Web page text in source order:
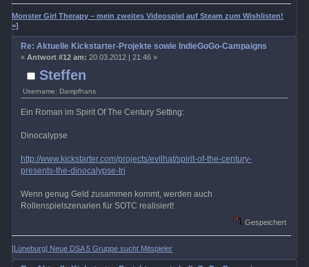
Monster Girl Therapy – mein zweites Videospiel auf Steam zum Wishlisten!
=]
Steffen
Username: Dampfhans
Re: Aktuelle Kickstarter-Projekte sowie IndieGoGo-Campaigns
« Antwort #12 am: 20.03.2012 | 21:46 »
Ein Roman im Spirit Of The Century Setting:
Dinocalypse
http://www.kickstarter.com/projects/evilhat/spirit-of-the-century-
presents-the-dinocalypse-tri
Wenn genug Geld zusammen kommt, werden auch
Rollenspielszenarien für SOTC realisiert!
Gespeichert
[Lüneburg] Neue DSA 5 Gruppe sucht Mitspieler